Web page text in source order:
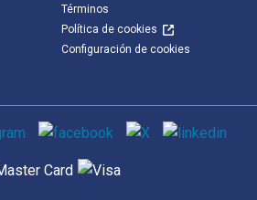
Términos
Política de cookies
Configuración de cookies
social